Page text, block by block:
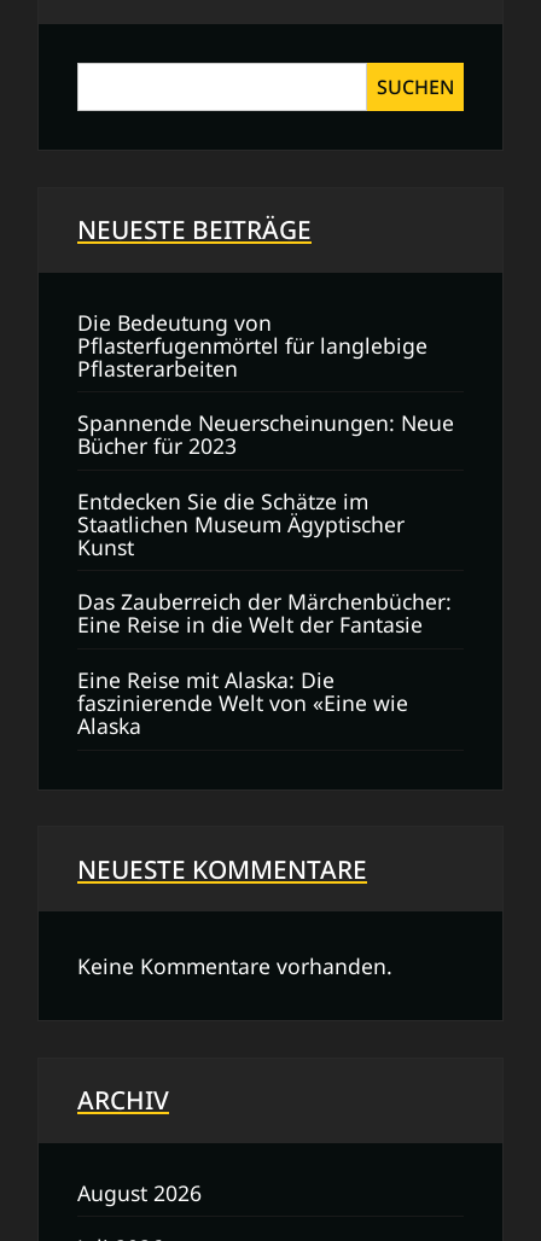
SUCHEN
NEUESTE BEITRÄGE
Die Bedeutung von
Pflasterfugenmörtel für langlebige
Pflasterarbeiten
Spannende Neuerscheinungen: Neue
Bücher für 2023
Entdecken Sie die Schätze im
Staatlichen Museum Ägyptischer
Kunst
Das Zauberreich der Märchenbücher:
Eine Reise in die Welt der Fantasie
Eine Reise mit Alaska: Die
faszinierende Welt von «Eine wie
Alaska
NEUESTE KOMMENTARE
Keine Kommentare vorhanden.
ARCHIV
August 2026